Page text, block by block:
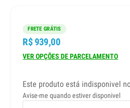
FRETE GRÁTIS
R$ 939,00
VER OPÇÕES DE PARCELAMENTO
Este produto está indisponivel
Avise-me quando estiver disponivel